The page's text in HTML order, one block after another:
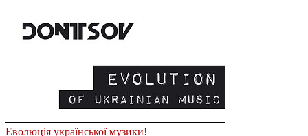
Еволюція української музики!